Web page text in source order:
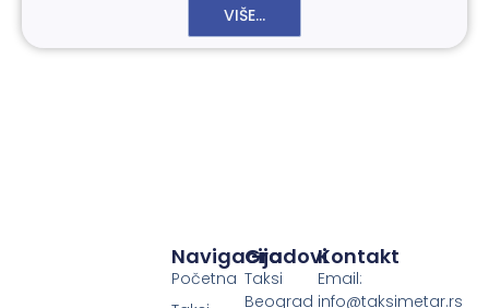
VIŠE...
Gradovi
Taksi
Beograd
Navigacija
Početna
Kontakt
Email:
info@taksimetar.rs